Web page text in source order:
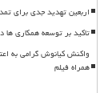
اربعین تهدید جدی برای
تاکید بر توسعه همکاری
واکنش کیانوش گرامی به
همراه فیلم